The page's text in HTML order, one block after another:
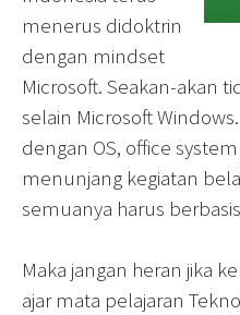
menerus didoktrin
dengan mindset
Microsoft. Seakan-akan
selain Microsoft
dengan OS, office
menunjang kegiatan
semuanya harus
Maka jangan heran jika
ajar mata pelajaran